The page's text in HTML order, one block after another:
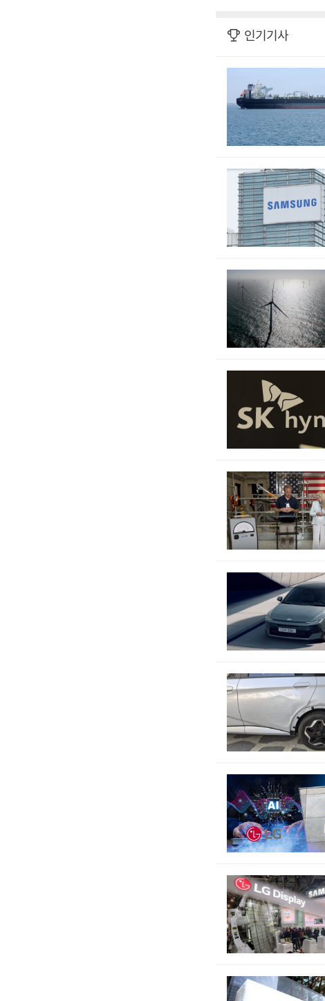
인기기사